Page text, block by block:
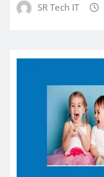
SR Tech IT